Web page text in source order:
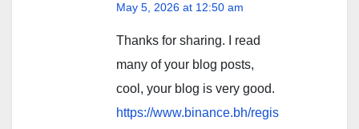
May 5, 2026 at 12:50 am
Thanks for sharing. I read
many of your blog posts,
cool, your blog is very good.
https://www.binance.bh/regis